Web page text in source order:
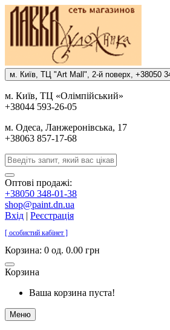
м. Киïв, ТЦ "Art Mall", 2-й поверх, +38050
м. Киïв, ТЦ «Олiмпiйський»
+38044 593-26-05
м. Одеса, Ланжеронiвська, 17
+38063 857-17-68
Оптові продажі:
+38050 348-01-38
shop@paint.dn.ua
Вхід | Реєстрація
[ особистий кабінет ]
Корзина: 0 од. 0.00 грн
Корзина
Ваша корзина пуста!
Меню